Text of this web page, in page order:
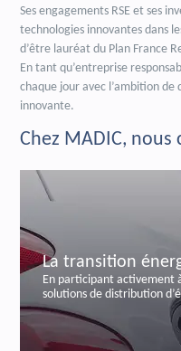
Ses engagements RSE et ses
technologies innovantes dans
d’être lauréat du Plan France
En tant qu’entreprise
chaque jour avec l’ambition
innovante.
Chez MADIC,
par nos
vertueuses.